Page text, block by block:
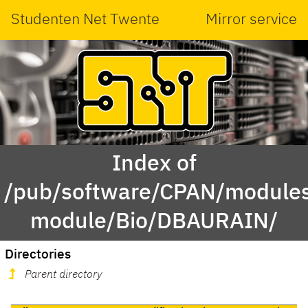
Studenten Net Twente Mirror service
Index of
/pub/software/CPAN/
module/Bio/DBAURAIN/
Directories
Parent directory